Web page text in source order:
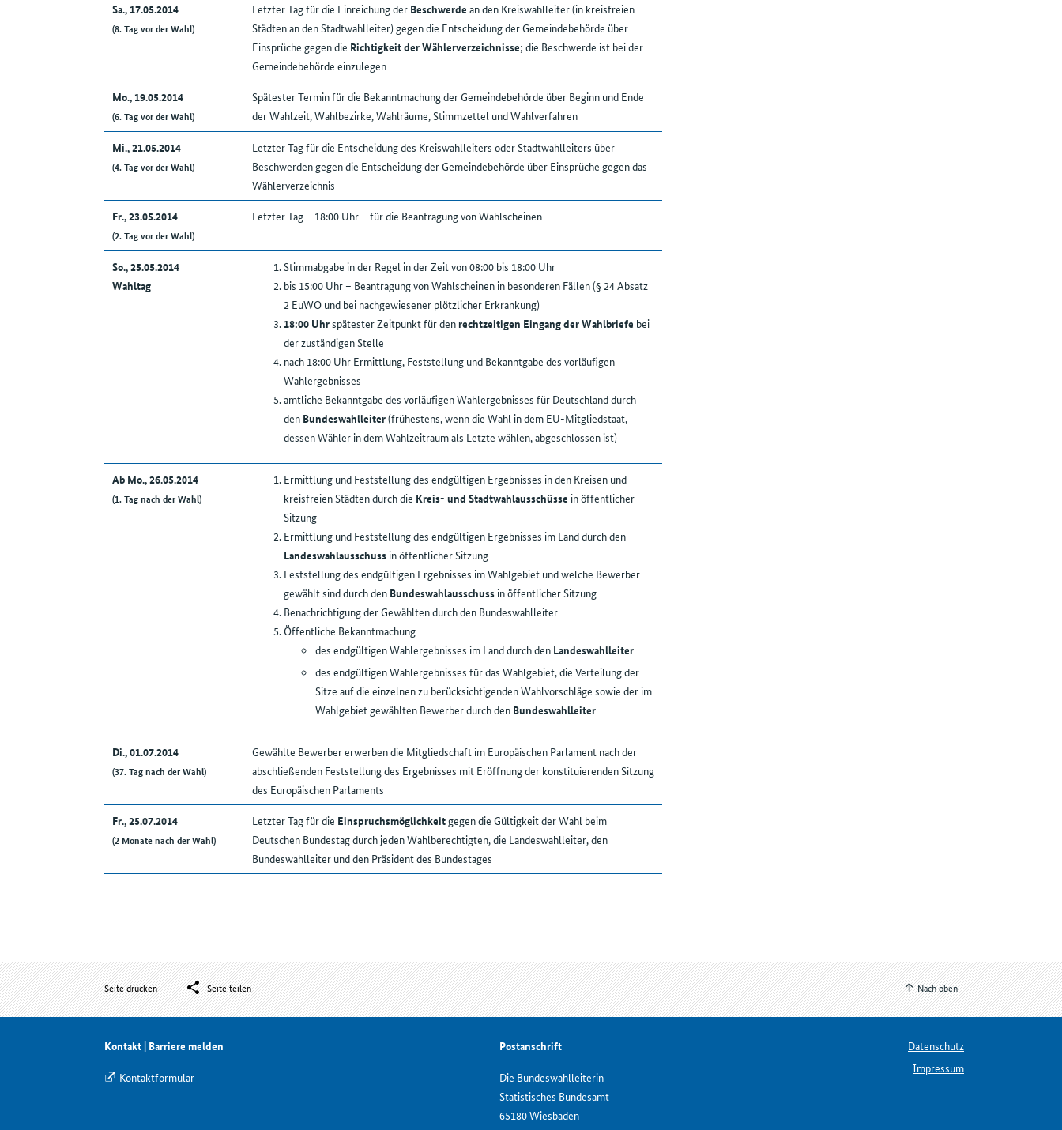
Sa., 17.05.2014
(8. Tag vor der Wahl)
Letzter Tag für die Einreichung der Beschwerde an den Kreiswahlleiter (in kreisfreien
Städten an den Stadtwahlleiter) gegen die Entscheidung der Gemeindebehörde über
Einsprüche gegen die Richtigkeit der Wählerverzeichnisse; die Beschwerde ist bei der
Gemeindebehörde einzulegen
Mo., 19.05.2014
(6. Tag vor der Wahl)
Spätester Termin für die Bekanntmachung der Gemeindebehörde über Beginn und Ende
der Wahlzeit, Wahlbezirke, Wahlräume, Stimmzettel und Wahlverfahren
Mi., 21.05.2014
(4. Tag vor der Wahl)
Letzter Tag für die Entscheidung des Kreiswahlleiters oder Stadtwahlleiters über
Beschwerden gegen die Entscheidung der Gemeindebehörde über Einsprüche gegen das
Wählerverzeichnis
Fr., 23.05.2014
(2. Tag vor der Wahl)
Letzter Tag – 18:00 Uhr – für die Beantragung von Wahlscheinen
So., 25.05.2014
Wahltag
Stimmabgabe in der Regel in der Zeit von 08:00 bis 18:00 Uhr
bis 15:00 Uhr – Beantragung von Wahlscheinen in besonderen Fällen (§ 24 Absatz
2 EuWO und bei nachgewiesener plötzlicher Erkrankung)
18:00 Uhrspätester Zeitpunkt für denrechtzeitigen Eingang der Wahlbriefe bei
der zuständigen Stelle
nach 18:00 Uhr Ermittlung, Feststellung und Bekanntgabe des vorläufigen
Wahlergebnisses
amtliche Bekanntgabe des vorläufigen Wahlergebnisses für Deutschland durch
den Bundeswahlleiter(frühestens, wenn die Wahl in dem EU-Mitgliedstaat,
dessen Wähler in dem Wahlzeitraum als Letzte wählen, abgeschlossen ist)
Ab Mo., 26.05.2014
(1. Tag nach der Wahl)
Ermittlung und Feststellung des endgültigen Ergebnisses in den Kreisen und
kreisfreien Städten durch die Kreis- und Stadtwahlausschüsse in öffentlicher
Sitzung
Ermittlung und Feststellung des endgültigen Ergebnisses im Land durch den
Landeswahlausschussin öffentlicher Sitzung
Feststellung des endgültigen Ergebnisses im Wahlgebiet und welche Bewerber
gewählt sind durch den Bundeswahlausschussin öffentlicher Sitzung
Benachrichtigung der Gewählten durch den Bundeswahlleiter
Öffentliche Bekanntmachung
des endgültigen Wahlergebnisses im Land durch den Landeswahlleiter
des endgültigen Wahlergebnisses für das Wahlgebiet, die Verteilung der
Sitze auf die einzelnen zu berücksichtigenden Wahlvorschläge sowie der im
Wahlgebiet gewählten Bewerber durch den Bundeswahlleiter
Di., 01.07.2014
(37. Tag nach der Wahl)
Gewählte Bewerber erwerben die Mitgliedschaft im Europäischen Parlament nach der
abschließenden Feststellung des Ergebnisses mit Eröffnung der konstituierenden Sitzung
des Europäischen Parlaments
Fr., 25.07.2014
(2 Monate nach der Wahl)
Letzter Tag für die Einspruchsmöglichkeitgegen die Gültigkeit der Wahl beim
Deutschen Bundestag durch jeden Wahlberechtigten, die Landeswahlleiter, den
Bundeswahlleiter und den Präsident des Bundestages
Seite drucken Seite teilen Nach oben
Kontakt | Barriere melden
Kontaktformular
Postanschrift
Die Bundeswahlleiterin
Statistisches Bundesamt
65180 Wiesbaden
Datenschutz
Impressum